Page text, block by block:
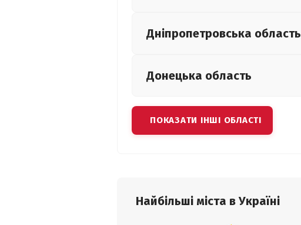
Дніпропетровська область
Донецька область
ПОКАЗАТИ ІНШІ ОБЛАСТІ
Найбільші міста в Україні